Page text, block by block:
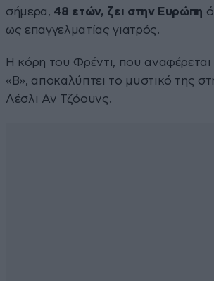
σήμερα, 48 ετών, ζει στην Ευρώπη
ως επαγγελματίας γιατρός.
Η κόρη του Φρέντι, που αναφέρεται
«B», αποκαλύπτει το μυστικό της
Λέσλι Αν Τζόουνς.